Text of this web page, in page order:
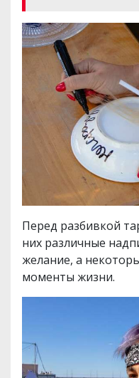
Перед разбивкой
них различные
желание, а
моменты жизни.